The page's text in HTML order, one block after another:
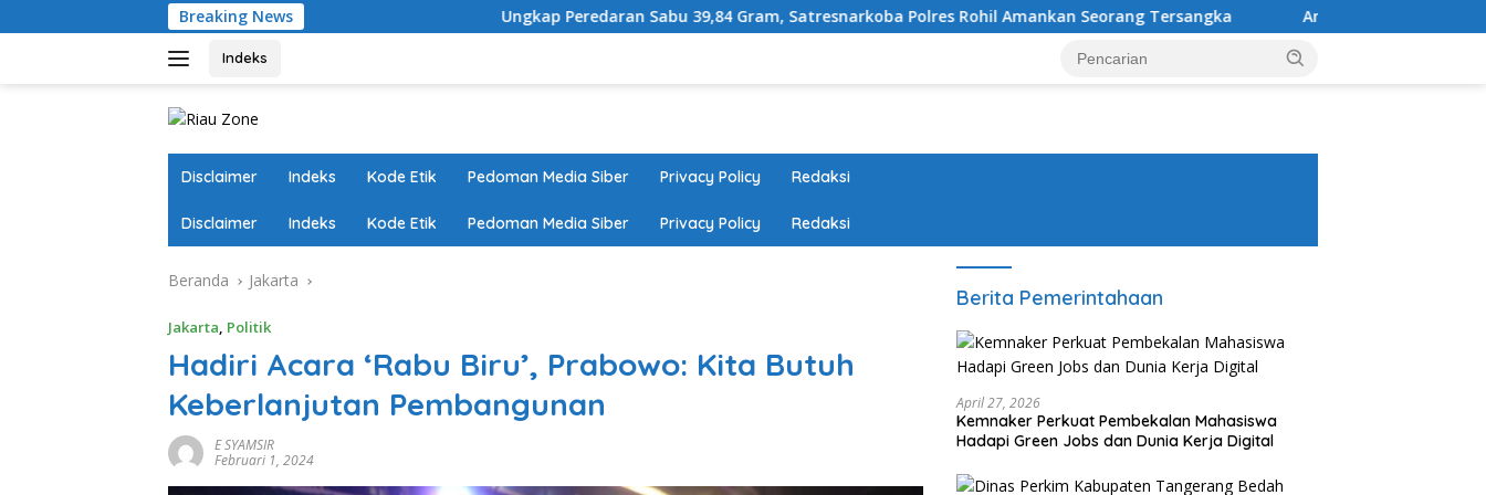
ke
Breaking News Ungkap Peredaran Sabu 39,84 Gram, Satresnarkoba Polres Rohil Amankan Seorang Tersangka Amankan 2 Pengedar, Sabu dan Pil
Indeks
Disclaimer Indeks Kode Etik Pedoman Media Siber Privacy Policy Redaksi
Disclaimer Indeks Kode Etik Pedoman Media Siber Privacy Policy Redaksi
Beranda Jakarta
Jakarta, Politik
Hadiri Acara ‘Rabu Biru’, Prabowo: Kita Butuh
Keberlanjutan Pembangunan
E SYAMSIR
Februari 1, 2024
Berita Pemerintahaan
April 27, 2026
Kemnaker Perkuat Pembekalan Mahasiswa
Hadapi Green Jobs dan Dunia Kerja Digital